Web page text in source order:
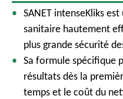
SANET intenseKliks
sanitaire hautement
plus grande sécurité
Sa formule spécifique
résultats dès la
temps et le coût du